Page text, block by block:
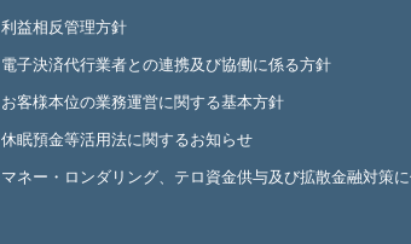
利益相反管理方針
電子決済代行業者との連携及び協働に係る方針
お客様本位の業務運営に関する基本方針
休眠預金等活用法に関するお知らせ
マネー・ロンダリング、テロ資金供与及び拡散金融対策